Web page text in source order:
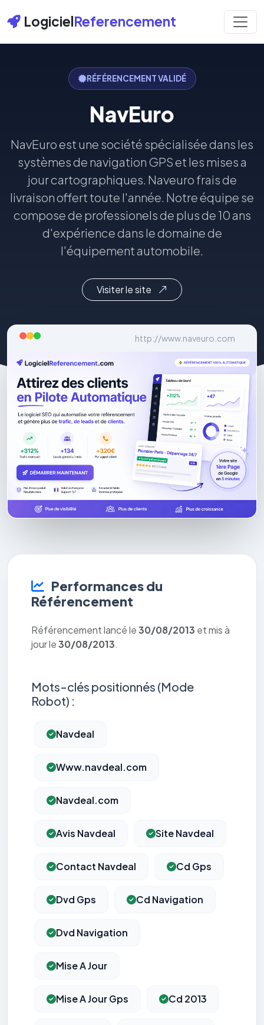
LogicielReferencement
RÉFÉRENCEMENT VALIDÉ
NavEuro
NavEuro est une société spécialisée dans les
systèmes de navigation GPS et les mises a
jour cartographiques. Naveuro frais de
livraison offert toute l'année. Notre équipe se
compose de professionels de plus de 10 ans
d'expérience dans le domaine de
l'équipement automobile.
Visiter le site
http://www.naveuro.com
Performances du
Référencement
Référencement lancé le30/08/2013 et mis à
jour le30/08/2013.
Mots-clés positionnés (Mode
Robot) :
Navdeal
Www.navdeal.com
Navdeal.com
Avis Navdeal Site Navdeal
Contact Navdeal Cd Gps
Dvd Gps Cd Navigation
Dvd Navigation
Mise A Jour
Mise A Jour Gps Cd 2013